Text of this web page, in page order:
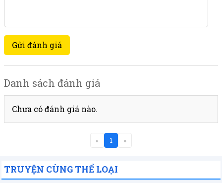
Gửi đánh giá
Danh sách đánh giá
Chưa có đánh giá nào.
« 1 »
TRUYỆN CÙNG THỂ LOẠI